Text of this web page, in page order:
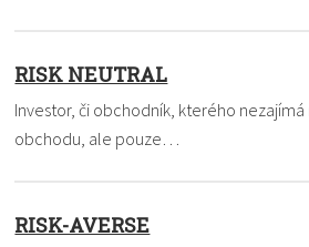
RISK NEUTRAL
Investor, či obchodník, kterého
obchodu, ale pouze…
RISK-AVERSE